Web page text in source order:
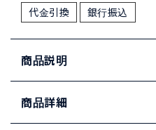
代金引換 銀行振込
商品説明
商品詳細